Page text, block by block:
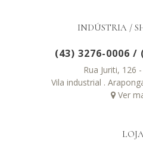
INDÚSTRIA /
(43) 3276-0006 /
Rua Juriti, 126
Vila industrial .
Ver
LOJA